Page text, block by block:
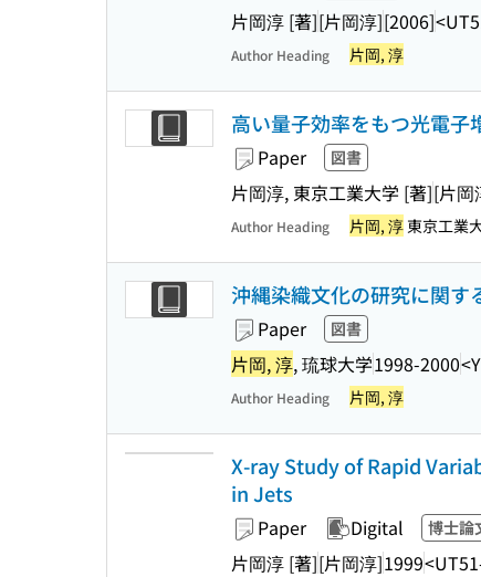
片岡淳 [著][片岡淳][2006]
Author Heading 片岡, 淳
高い量子効率をもつ光電子
Paper 図書
片岡淳, 東京工業大学 [著][片岡
Author Heading 片岡, 淳 東京工業
沖縄染織文化の研究に関す
Paper 図書
片岡, 淳, 琉球大学1998-2000
Author Heading 片岡, 淳
X-ray Study of Rapid
in Jets
Paper Digital 博士論
片岡淳 [著][片岡淳]1999